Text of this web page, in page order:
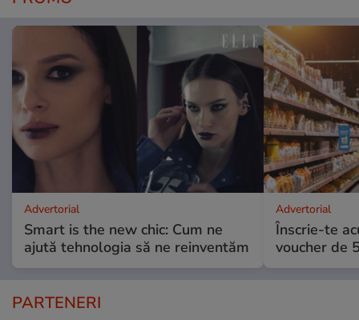
Advertorial
Smart is the new chic: Cum ne
ajută tehnologia să ne reinventăm
Advertorial
Înscrie-te
voucher de
PARTENERI